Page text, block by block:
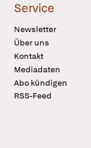
Service
Newsletter
Über uns
Kontakt
Mediadaten
Abo kündigen
RSS-Feed